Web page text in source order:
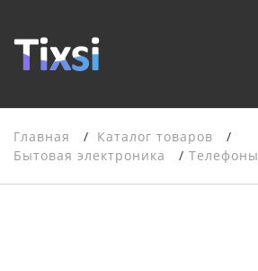
Главная
Каталог товаров
Бытовая электроника
Телефоны